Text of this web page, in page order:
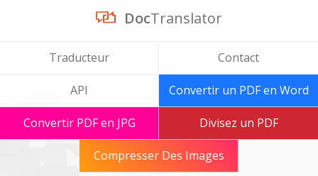
DocTranslator
Traducteur Contact
API Convertir un PDF en Word
Convertir PDF en JPG Divisez un PDF
Compresser Des Images